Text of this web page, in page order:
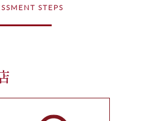
STEPS